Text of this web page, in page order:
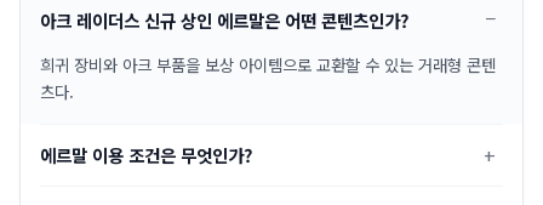
아크 레이더스 신규 상인 에르말은 어떤 콘텐츠인가?
희귀 장비와 아크 부품을 보상 아이템으로 교환할 수 있는 거래형 콘텐
츠다.
에르말 이용 조건은 무엇인가?